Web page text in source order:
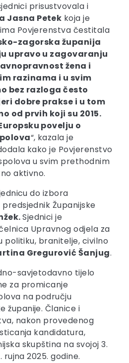
prisustvovala i
Jasna Petek koja je
Povjerenstva čestitala
zagorska županija
upravo u zagovaranju
žena i
razinama i u svim
bez razloga često
dobre prakse i u tom
od prvih koji su 2015.
povelju o
“, kazala je
kako je Povjerenstvo
u svim prethodnim
aktivno.
do izbora
Županijske
Sjednici je
Upravnog odjela za
politiku, branitelje, civilno
Gregurović Šanjug.
savjetodavno tijelo
za promicanje
na području
županije. Članice i
nakon provedenog
kandidatura,
skupština na svojoj 3.
rujna 2025. godine.